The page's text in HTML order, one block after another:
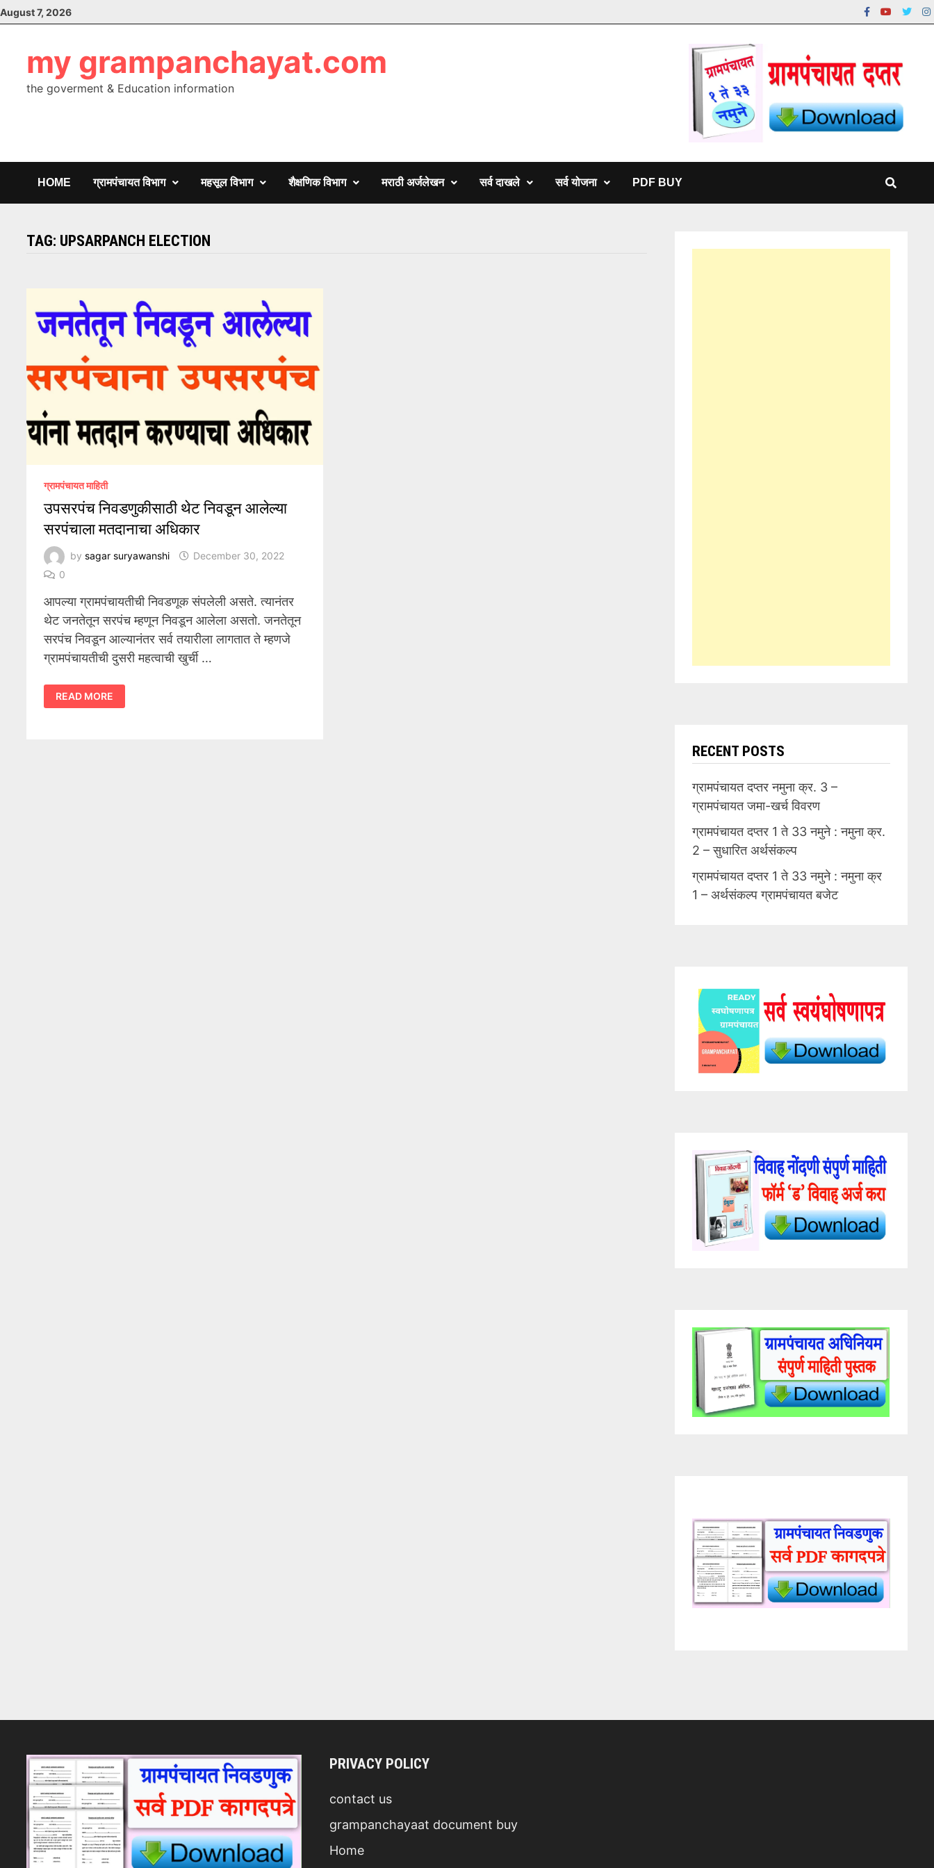
Skip
to
August 7, 2026
my grampanchayat.com
the goverment & Education information
HOME ग्रामपंचायत विभाग महसूल विभाग शैक्षणिक विभाग मराठी अर्जलेखन सर्व दाखले सर्व योजना PDF BUY
TAG: UPSARPANCH ELECTION
ग्रामपंचायत माहिती
उपसरपंच निवडणुकीसाठी थेट निवडून आलेल्या
सरपंचाला मतदानाचा अधिकार
bysagar suryawanshi
December 30, 2022
0
आपल्या ग्रामपंचायतीची निवडणूक संपलेली असते. त्यानंतर
थेट जनतेतून सरपंच म्हणून निवडून आलेला असतो. जनतेतून
सरपंच निवडून आल्यानंतर सर्व तयारीला लागतात ते म्हणजे
ग्रामपंचायतीची दुसरी महत्वाची खुर्ची …
उपसरपंच
निवडणुकीसाठी
थेट
READ MORE
RECENT POSTS
ग्रामपंचायत दप्तर नमुना क्र. 3 –
ग्रामपंचायत जमा-खर्च विवरण
ग्रामपंचायत दप्तर 1 ते 33 नमुने : नमुना क्र.
2 – सुधारित अर्थसंकल्प
ग्रामपंचायत दप्तर 1 ते 33 नमुने : नमुना क्र
1 – अर्थसंकल्प ग्रामपंचायत बजेट
PRIVACY POLICY
contact us
grampanchayaat document buy
Home